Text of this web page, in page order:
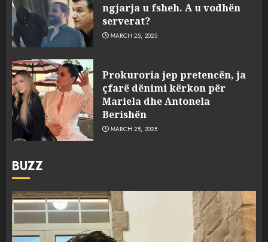
ngjarja u fsheh. A u vodhën
serverat?
MARCH 25, 2025
Prokuroria jep pretencën, ja
çfarë dënimi kërkon për
Mariela dhe Antonela
Berishën
MARCH 25, 2025
BUZZ